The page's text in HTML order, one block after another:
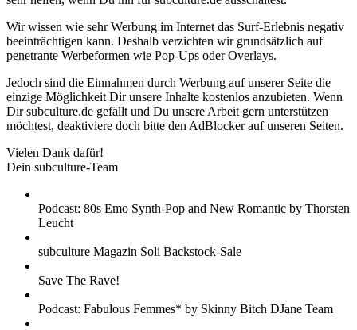
Wir wissen wie sehr Werbung im Internet das Surf-Erlebnis negativ
beeinträchtigen kann. Deshalb verzichten wir grundsätzlich auf
penetrante Werbeformen wie Pop-Ups oder Overlays.
Jedoch sind die Einnahmen durch Werbung auf unserer Seite die
einzige Möglichkeit Dir unsere Inhalte kostenlos anzubieten. Wenn
Dir subculture.de gefällt und Du unsere Arbeit gern unterstützen
möchtest, deaktiviere doch bitte den AdBlocker auf unseren Seiten.
Vielen Dank dafür!
Dein subculture-Team
Podcast: 80s Emo Synth-Pop and New Romantic by Thorsten
Leucht
subculture Magazin Soli Backstock-Sale
Save The Rave!
Podcast: Fabulous Femmes* by Skinny Bitch DJane Team